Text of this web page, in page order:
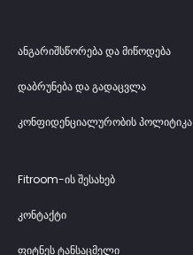
ანგარიშსწორება და მიწოდება
დაბრუნება და გადაცვლა
კონფიდენციალურობის პოლიტიკა
Fitroom-ის შესახებ
კონტაქტი
ფიტნეს ტანსაცმელი